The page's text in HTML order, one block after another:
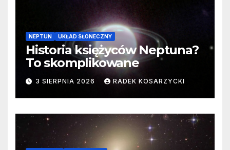
NEPTUN UKŁAD SŁONECZNY
Historia księżyców Neptuna?
To skomplikowane
3 SIERPNIA 2026 RADEK KOSARZYCKI